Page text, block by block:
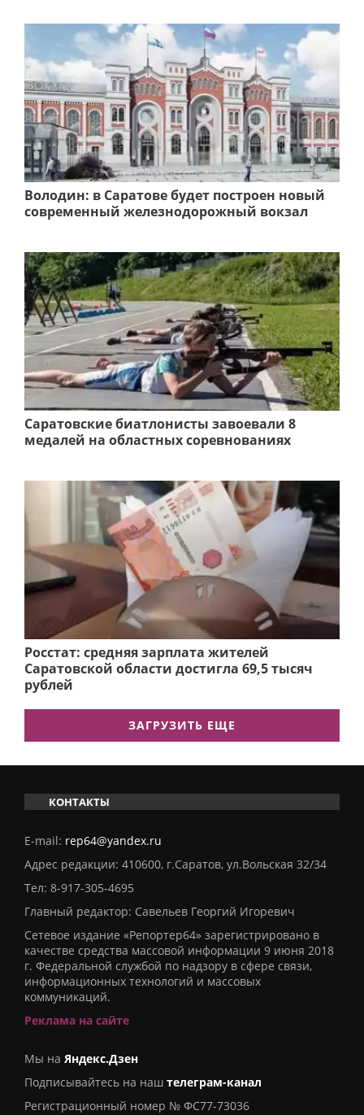
Володин: в Саратове будет построен новый
современный железнодорожный вокзал
Саратовские биатлонисты завоевали 8
медалей на областных соревнованиях
Росстат: средняя зарплата жителей
Саратовской области достигла 69,5 тысяч
рублей
ЗАГРУЗИТЬ ЕЩЕ
КОНТАКТЫ
E-mail: rep64@yandex.ru
Адрес редакции: 410600, г.Саратов, ул.Вольская 32/34
Тел: 8-917-305-4695
Главный редактор: Савельев Георгий Игоревич
Сетевое издание «Репортер64» зарегистрировано в
качестве средства массовой информации 9 июня 2018
г. Федеральной службой по надзору в сфере связи,
информационных технологий и массовых
коммуникаций.
Реклама на сайте
Мы на Яндекс.Дзен
Подписывайтесь на наш телеграм-канал
Регистрационный номер № ФС77-73036